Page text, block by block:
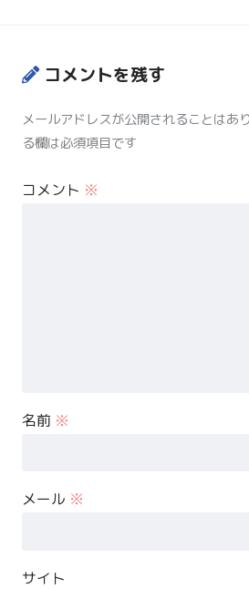
コメントを残す
メールアドレスが公開されることはあ
る欄は必須項目です
コメント ※
名前 ※
メール ※
サイト